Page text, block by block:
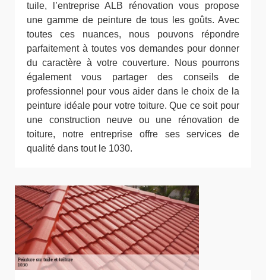
tuile, l’entreprise ALB rénovation vous propose
une gamme de peinture de tous les goûts. Avec
toutes ces nuances, nous pouvons répondre
parfaitement à toutes vos demandes pour donner
du caractère à votre couverture. Nous pourrons
également vous partager des conseils de
professionnel pour vous aider dans le choix de la
peinture idéale pour votre toiture. Que ce soit pour
une construction neuve ou une rénovation de
toiture, notre entreprise offre ses services de
qualité dans tout le 1030.